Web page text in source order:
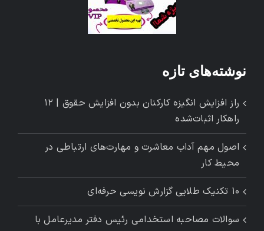
نوشته‌های تازه
راز افزایش انگیزه کارکنان بدون افزایش حقوق | ۱۲
راهکار اثبات‌شده
اصول مهم آداب معاشرت و مهارت‌های ارتباطی در
محیط کار
۱۰ تکنیک طلایی گزارش ‌نویسی حرفه‌ای
سوالات مصاحبه استخدامی رئیس دفتر مدیرعامل با